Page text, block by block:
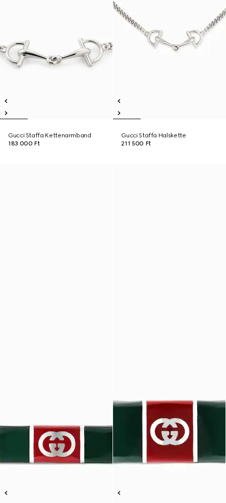
Gucci Staffa Kettenarmband
183 000 Ft
Gucci Staffa Halskette
211 500 Ft